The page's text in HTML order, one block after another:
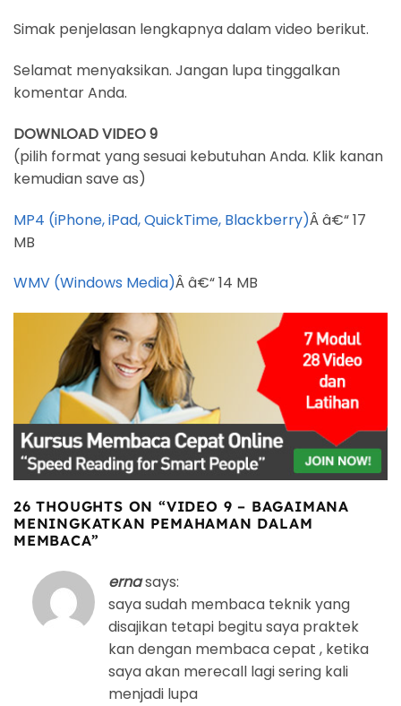
Simak penjelasan lengkapnya dalam video berikut.
Selamat menyaksikan. Jangan lupa tinggalkan
komentar Anda.
DOWNLOAD VIDEO 9
(pilih format yang sesuai kebutuhan Anda. Klik kanan
kemudian save as)
MP4 (iPhone, iPad, QuickTime, Blackberry)Â â€“ 17
MB
WMV (Windows Media)Â â€“ 14 MB
26 THOUGHTS ON “VIDEO 9 – BAGAIMANA
MENINGKATKAN PEMAHAMAN DALAM
MEMBACA”
ernasays:
saya sudah membaca teknik yang
disajikan tetapi begitu saya praktek
kan dengan membaca cepat , ketika
saya akan merecall lagi sering kali
menjadi lupa